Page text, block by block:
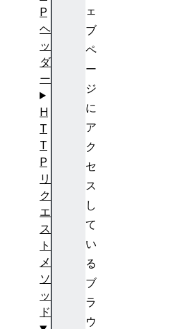
ェ
ブ
ペ
ー
ジ
に
ア
ク
セ
ス
し
て
い
る
ブ
ラ
ウ
P
ヘ
ッ
ダ
ー
H
T
T
P
リ
ク
エ
ス
ト
メ
ソ
ッ
ド